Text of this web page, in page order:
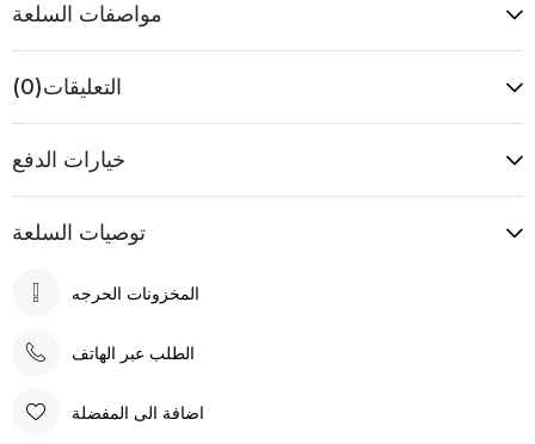
مواصفات السلعة
التعليقات(0)
خيارات الدفع
توصيات السلعة
الطلب عبر الهاتف
اضافة الى المفضلة